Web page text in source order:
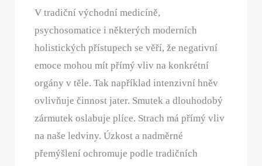
V tradiční východní medicíně,
psychosomatice i některých moderních
holistických přístupech se věří, že negativní
emoce mohou mít přímý vliv na konkrétní
orgány v těle. Tak například intenzivní hněv
ovlivňuje činnost jater. Smutek a dlouhodobý
zármutek oslabuje plíce. Strach má přímý vliv
na naše ledviny. Úzkost a nadměrné
přemýšlení ochromuje podle tradičních